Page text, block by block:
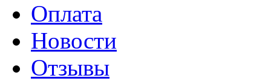
Оплата
Новости
Отзывы